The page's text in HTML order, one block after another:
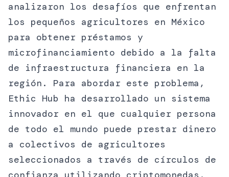
analizaron los desafíos que enfrentan
los pequeños agricultores en México
para obtener préstamos y
microfinanciamiento debido a la falta
de infraestructura financiera en la
región. Para abordar este problema,
Ethic Hub ha desarrollado un sistema
innovador en el que cualquier persona
de todo el mundo puede prestar dinero
a colectivos de agricultores
seleccionados a través de círculos de